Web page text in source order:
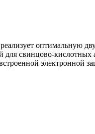
оптимальную
для свинцово-
электронной